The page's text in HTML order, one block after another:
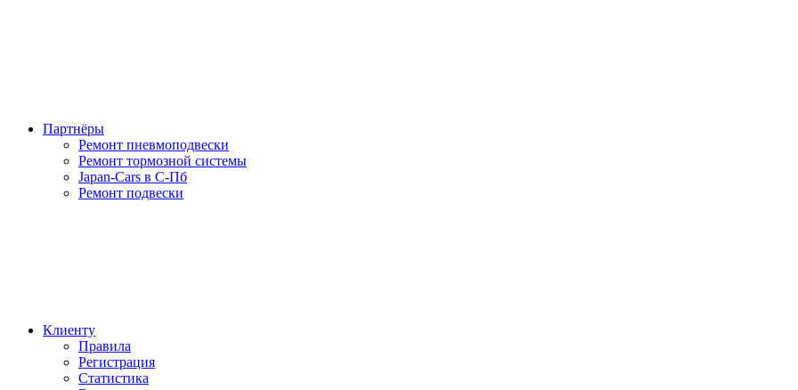
Партнёры
Ремонт пневмоподвески
Ремонт тормозной системы
Japan-Cars в С-Пб
Ремонт подвески
Клиенту
Правила
Регистрация
Статистика